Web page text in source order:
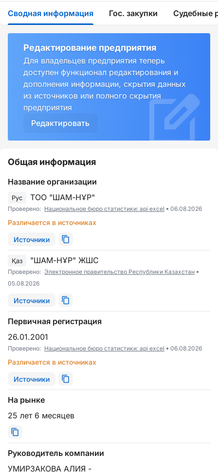
Сводная информация Гос. закупки Судебные
Редактирование предприятия
Для владельцев предприятия теперь
доступен функционал редактирования и
дополнения информации, скрытия данных
из источников или полного скрытия
предприятия
Редактировать
Общая информация
Название организации
Рус ТОО "ШАМ-НҰР"
Проверено: Национальное бюро статистики: api excel 06.08.2026
Различается в источниках
Источники
Қаз "ШАМ-НҰР" ЖШС
Проверено: Электронное правительство Республики Казахстан
05.08.2026
Источники
Первичная регистрация
26.01.2001
Проверено: Национальное бюро статистики: api excel 06.08.2026
Различается в источниках
Источники
На рынке
25 лет 6 месяцев
Руководитель компании
УМИРЗАКОВА АЛИЯ -